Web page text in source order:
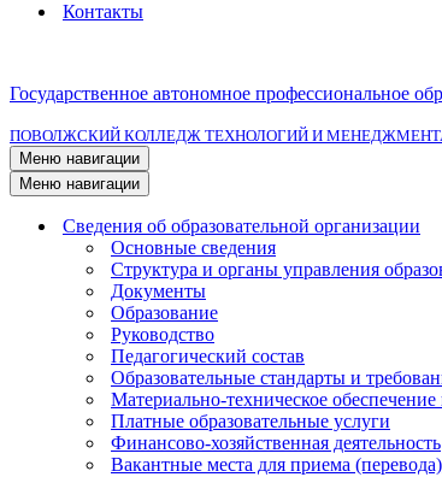
Контакты
Государственное автономное профессиональное
ПОВОЛЖСКИЙ КОЛЛЕДЖ ТЕХНОЛОГИЙ И
Меню навигации
Меню навигации
Сведения об образовательной организации
Основные сведения
Структура и органы управления
Документы
Образование
Руководство
Педагогический состав
Образовательные стандарты и
Материально-техническое
Платные образовательные услуги
Финансово-хозяйственная деятельность
Вакантные места для приема